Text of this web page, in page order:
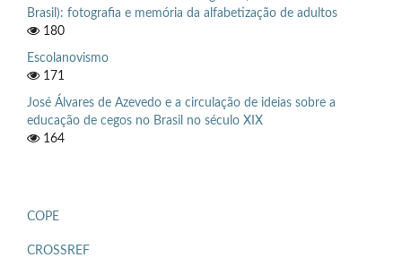
Brasil): fotografia e memória da alfabetização de adultos
180
Escolanovismo
171
José Álvares de Azevedo e a circulação de ideias sobre a
educação de cegos no Brasil no século XIX
164
COPE
CROSSREF